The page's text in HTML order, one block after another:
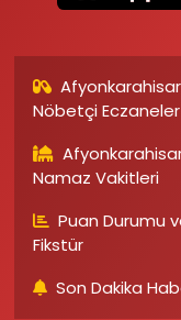
Afyonkarahisar
Nöbetçi Eczaneler
Namaz Vakitleri
Puan Durumu
Fikstür
Son Dakika